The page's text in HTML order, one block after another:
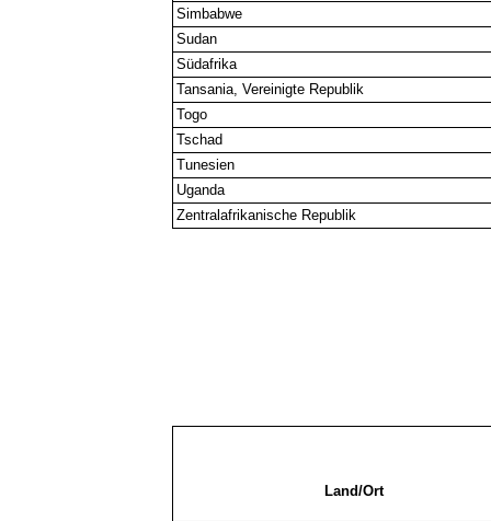
Simbabwe
Sudan
Südafrika
Tansania, Vereinigte Republik
Togo
Tschad
Tunesien
Uganda
Zentralafrikanische Republik
Land/Ort